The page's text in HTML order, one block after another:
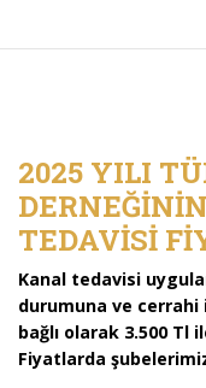
2025 YILI
TEDAVİSİ
Kanal tedavisi
durumuna ve
bağlı olarak 3.500 Tl
Fiyatlarda